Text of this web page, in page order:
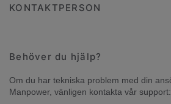
KONTAKTPERSON
Behöver du hjälp?
Om du har tekniska problem med din
Manpower, vänligen kontakta vår support: